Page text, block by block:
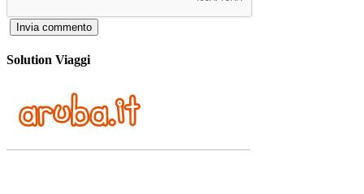
Solution Viaggi